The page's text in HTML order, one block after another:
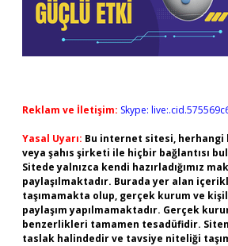
Reklam ve İletişim: Skype:
Yasal Uyarı: Bu internet sitesi, herhangi
veya şahıs şirketi ile hiçbir bağlantısı
Sitede yalnızca kendi hazırladığımız
paylaşılmaktadır. Burada yer alan
taşımamakta olup, gerçek kurum ve
paylaşım yapılmamaktadır. Gerçek
benzerlikleri tamamen tesadüfidir.
taslak halindedir ve tavsiye niteliği